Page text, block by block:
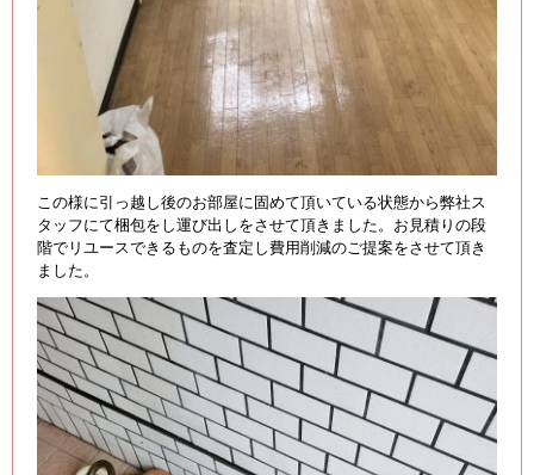
この様に引っ越し後のお部屋に固めて頂いている状態から弊社ス
タッフにて梱包をし運び出しをさせて頂きました。お見積りの段
階でリユースできるものを査定し費用削減のご提案をさせて頂き
ました。